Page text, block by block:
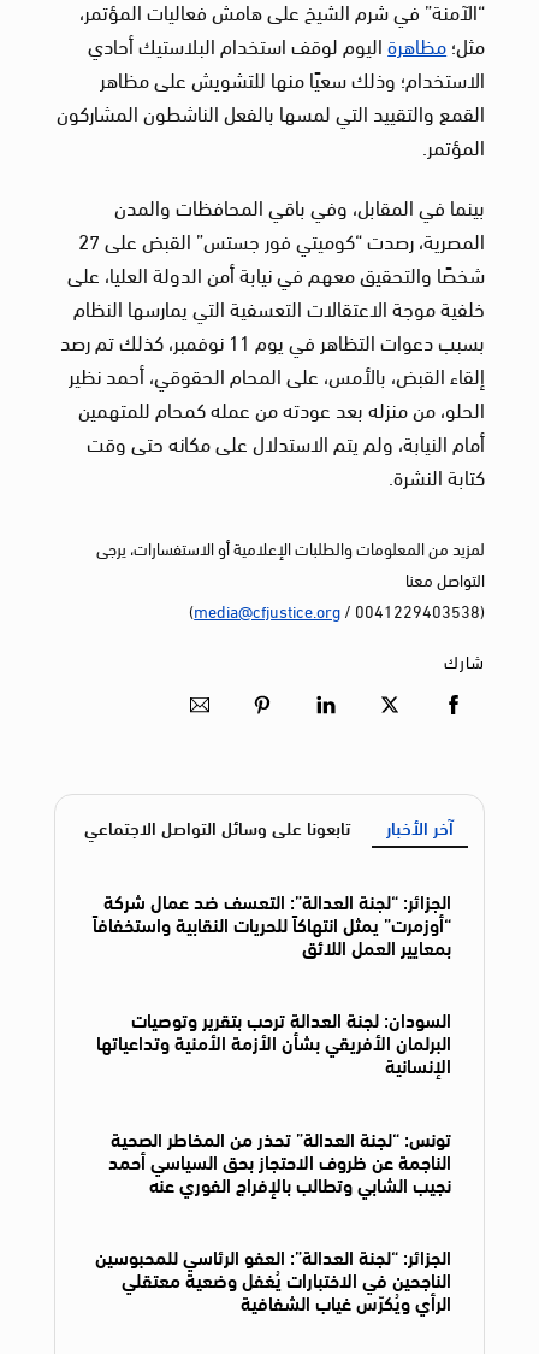
“الآمنة” في شرم الشيخ على هامش فعاليات المؤتمر،
مثل؛مظاهرةاليوم لوقف استخدام البلاستيك أحادي
الاستخدام؛ وذلك سعيًا منها للتشويش على مظاهر
القمع والتقييد التي لمسها بالفعل الناشطون المشاركون
المؤتمر.
بينما في المقابل، وفي باقي المحافظات والمدن
المصرية، رصدت “كوميتي فور جستس” القبض على 27
شخصًا والتحقيق معهم في نيابة أمن الدولة العليا، على
خلفية موجة الاعتقالات التعسفية التي يمارسها النظام
بسبب دعوات التظاهر في يوم 11 نوفمبر، كذلك تم رصد
إلقاء القبض، بالأمس، على المحام الحقوقي، أحمد نظير
الحلو، من منزله بعد عودته من عمله كمحام للمتهمين
أمام النيابة، ولم يتم الاستدلال على مكانه حتى وقت
كتابة النشرة.
لمزيد من المعلومات والطلبات الإعلامية أو الاستفسارات، يرجى
التواصل معنا
(0041229403538 /
media@cfjustice.org
)
شارك
آخر الأخبار تابعونا على وسائل التواصل الاجتماعي
الجزائر: “لجنة العدالة”: التعسف ضد عمال شركة
“أوزمرت” يمثل انتهاكاً للحريات النقابية واستخفافاً
بمعايير العمل اللائق
السودان: لجنة العدالة ترحب بتقرير وتوصيات
البرلمان الأفريقي بشأن الأزمة الأمنية وتداعياتها
الإنسانية
تونس: “لجنة العدالة” تحذر من المخاطر الصحية
الناجمة عن ظروف الاحتجاز بحق السياسي أحمد
نجيب الشابي وتطالب بالإفراج الفوري عنه
الجزائر: “لجنة العدالة”: العفو الرئاسي للمحبوسين
الناجحين في الاختبارات يُغفل وضعية معتقلي
الرأي ويُكرّس غياب الشفافية